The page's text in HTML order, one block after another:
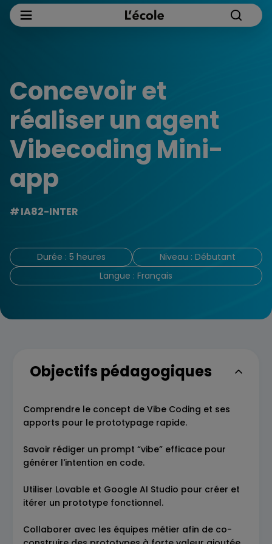
Concevoir et
réaliser un agent
Vibecoding Mini-
app
IA82-INTER
Durée : 5 heures
Niveau : Débutant
Langue : Français
Objectifs pédagogiques
Comprendre le concept de Vibe Coding et ses
apports pour le prototypage rapide.
Savoir rédiger un prompt “vibe” efficace pour
générer l'intention en code.
Utiliser Lovable et Google AI Studio pour créer et
itérer un prototype fonctionnel.
Collaborer avec les équipes métier afin de co-